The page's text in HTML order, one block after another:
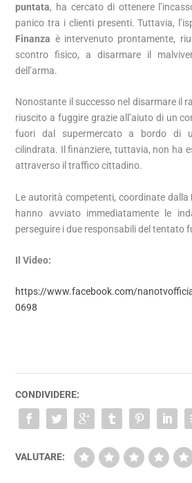
puntata, ha cercato di ottenere
panico tra i clienti presenti. Tuttavia,
Finanza è intervenuto prontamente,
scontro fisico, a disarmare il
dell’arma.
Nonostante il successo nel disarmare il
riuscito a fuggire grazie all’aiuto di un
fuori dal supermercato a bordo di
cilindrata. Il finanziere, tuttavia, non ha
attraverso il traffico cittadino.
Le autorità competenti, coordinate dalla
hanno avviato immediatamente le
perseguire i due responsabili del tentato
Il Video:
https://www.facebook.com/
0698
CONDIVIDERE:
VALUTARE: